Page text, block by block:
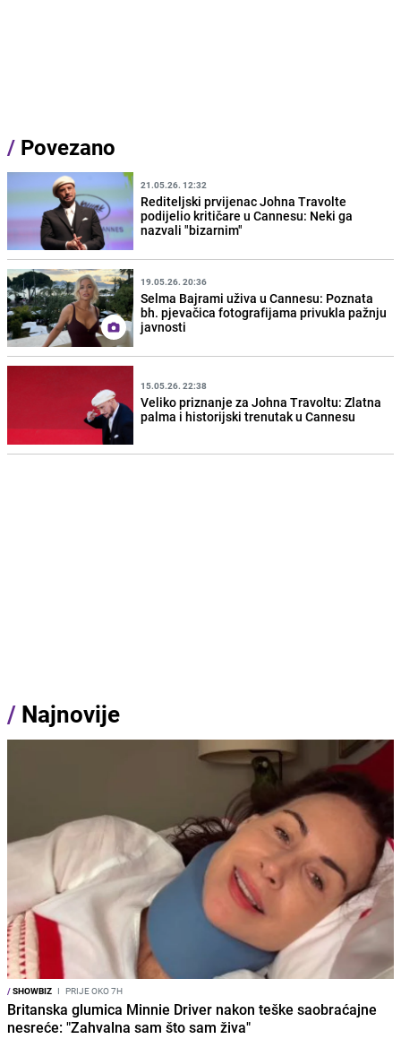
/ Povezano
21.05.26. 12:32
Rediteljski prvijenac Johna Travolte
podijelio kritičare u Cannesu: Neki ga
nazvali "bizarnim"
19.05.26. 20:36
Selma Bajrami uživa u Cannesu: Poznata
bh. pjevačica fotografijama privukla pažnju
javnosti
15.05.26. 22:38
Veliko priznanje za Johna Travoltu: Zlatna
palma i historijski trenutak u Cannesu
/ Najnovije
/SHOWBIZ I PRIJE OKO 7H
Britanska glumica Minnie Driver nakon teške saobraćajne
nesreće: "Zahvalna sam što sam živa"